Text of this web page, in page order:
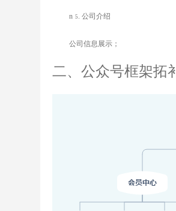
n 5 . 公司介绍
公司信息展示；
二、公众号框架拓